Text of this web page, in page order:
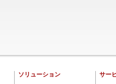
ソリューション サー